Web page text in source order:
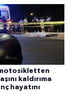
kaldırıma
hayatını